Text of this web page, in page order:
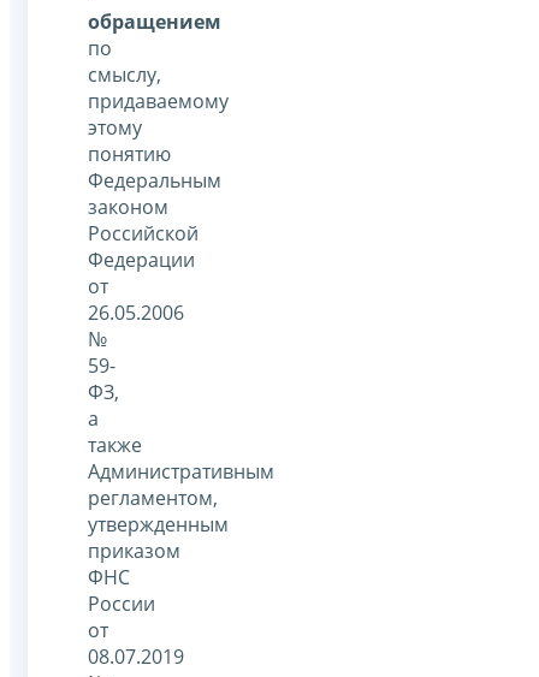
обращением
по
смыслу,
придаваемому
этому
понятию
Федеральным
законом
Российской
Федерации
от
26.05.2006
№
59-
ФЗ,
а
также
Административным
регламентом,
утвержденным
приказом
ФНС
России
от
08.07.2019